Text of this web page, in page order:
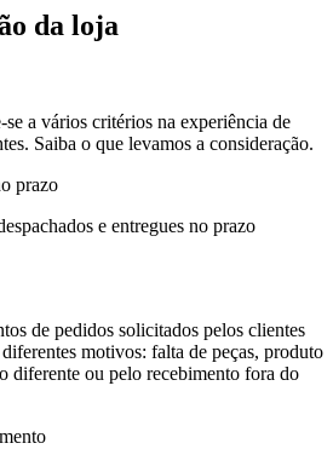
da loja
a vários critérios na experiência de
Saiba o que levamos a consideração.
prazo
e entregues no prazo
de pedidos solicitados pelos clientes
motivos: falta de peças, produto
diferente ou pelo recebimento fora do